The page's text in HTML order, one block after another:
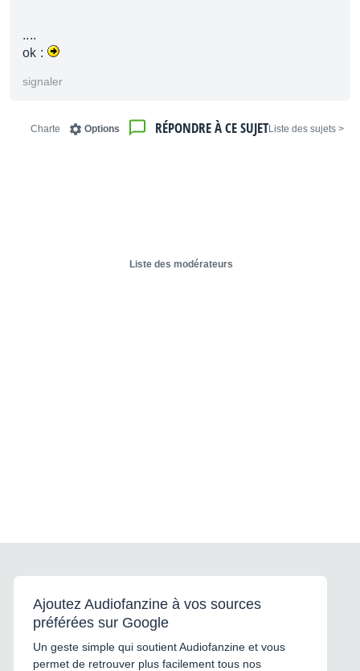
....
ok :
signaler
< Liste des sujets
RÉPONDRE À CE SUJET
Options
Charte
Liste des modérateurs
Ajoutez Audiofanzine à vos sources
préférées sur Google
Un geste simple qui soutient Audiofanzine et vous
permet de retrouver plus facilement tous nos